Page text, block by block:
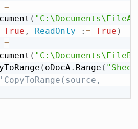
=
(
True , ReadOnly : = True )
=
(
( oDocA. Range (
'CopyToRange(source,